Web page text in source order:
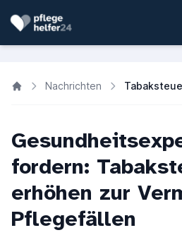
Nachrichten
fordern:
erhöhen zur
Pflegefällen